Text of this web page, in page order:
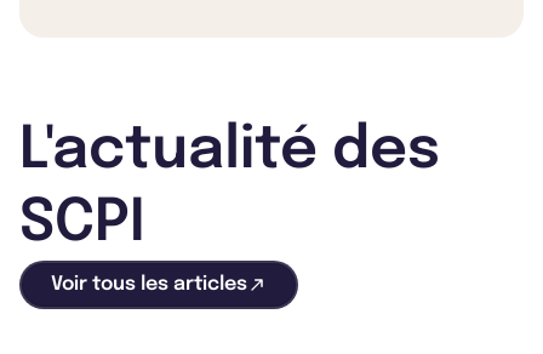
L'actualité des
SCPI
Voir tous les articles